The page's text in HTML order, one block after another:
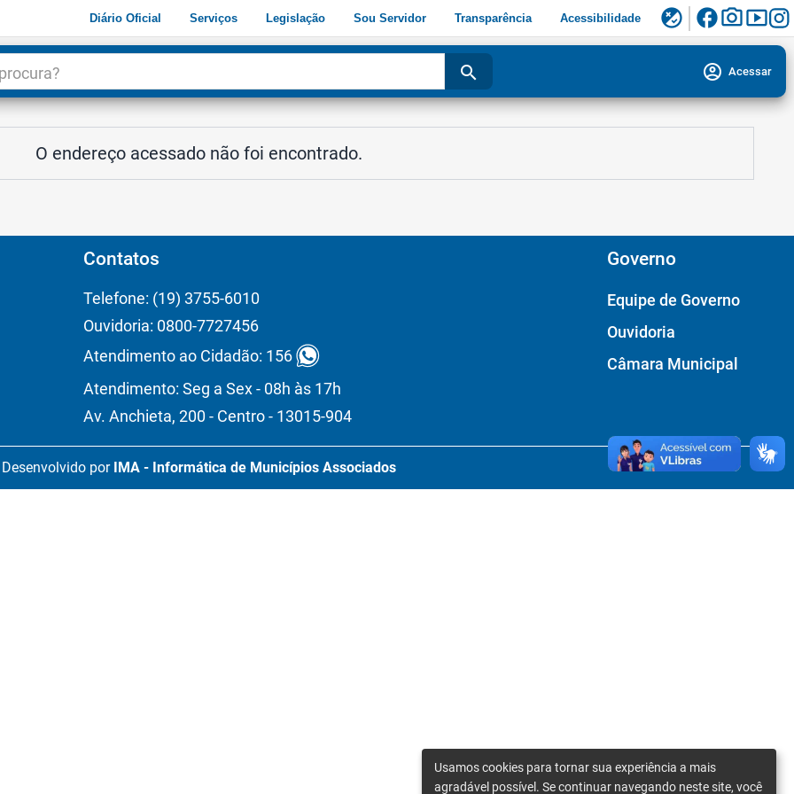
Diário Oficial Serviços Legislação Sou Servidor Transparência Acessibilidade flaky facebookphoto_camerasmart_display
search account_circle Acessar
O endereço acessado não foi encontrado.
Contatos
Telefone: (19) 3755-6010
Ouvidoria: 0800-7727456
Atendimento ao Cidadão: 156
Atendimento: Seg a Sex - 08h às 17h
Av. Anchieta, 200 - Centro - 13015-904
Governo
Equipe de Governo
Ouvidoria
Câmara Municipal
Desenvolvido por IMA - Informática de Municípios Associados
Usamos cookies para tornar sua experiência a mais
agradável possível. Se continuar navegando neste site, você